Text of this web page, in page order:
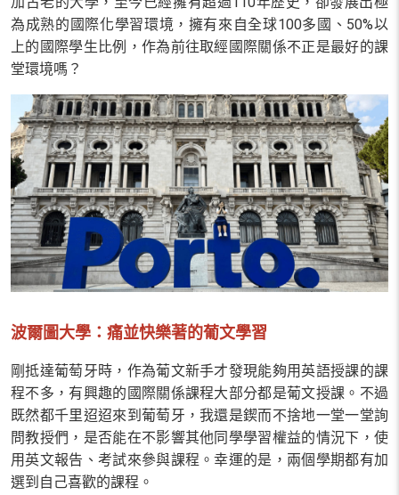
為成熟的國際化學習環境，擁有來自全球100多國、50%以
上的國際學生比例，作為前往取經國際關係不正是最好的課
堂環境嗎？
波爾圖大學：痛並快樂著的葡文學習
剛抵達葡萄牙時，作為葡文新手才發現能夠用英語授課的課
程不多，有興趣的國際關係課程大部分都是葡文授課。不過
既然都千里迢迢來到葡萄牙，我還是鍥而不捨地一堂一堂詢
問教授們，是否能在不影響其他同學學習權益的情況下，使
用英文報告、考試來參與課程。幸運的是，兩個學期都有加
選到自己喜歡的課程。